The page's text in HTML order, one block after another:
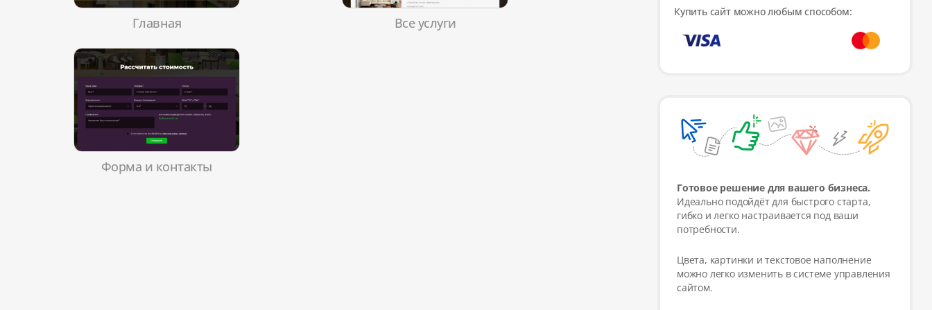
Купить сайт можно любым способом:
Готовое решение для вашего бизнеса.
Идеально подойдёт для быстрого старта,
гибко и легко настраивается под ваши
потребности.
Цвета, картинки и текстовое наполнение
можно легко изменить в системе управления
сайтом.
Главная Все услуги
Форма и контакты